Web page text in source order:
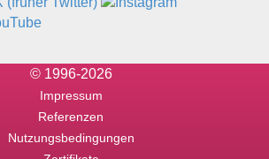
© 1996-2026
Impressum
Referenzen
Nutzungsbedingungen